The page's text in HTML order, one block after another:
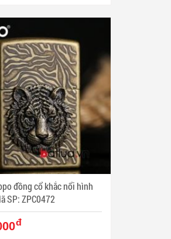
đồng cổ khắc nổi hình
- Mã SP: ZPC0472
đ